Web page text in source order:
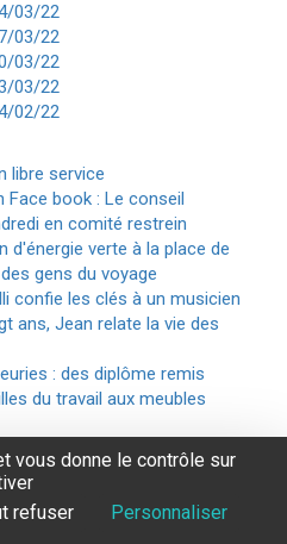
03/22
03/22
03/22
03/22
02/22
libre service
Face book : Le conseil
en comité restrein
d'énergie verte à la place de
gens du voyage
confie les clés à un musicien
ans, Jean relate la vie des
: des diplôme remis
du travail aux meubles
renforcer l'équipe
à repris pour les
vous donne le contrôle sur
refuser Personnaliser